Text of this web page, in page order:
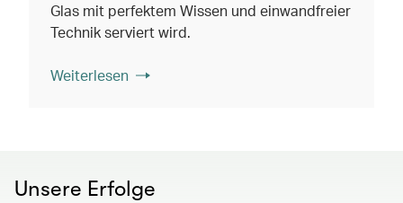
Glas mit perfektem Wissen und einwandfreier
Technik serviert wird.
Weiterlesen
Unsere Erfolge